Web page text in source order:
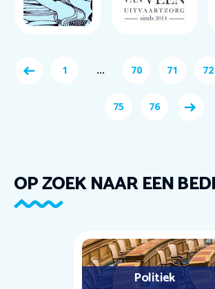
1 ... 70 71 72
75 76
OP ZOEK NAAR EEN
Politiek